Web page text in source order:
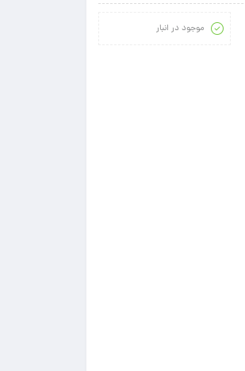
موجود در انبار